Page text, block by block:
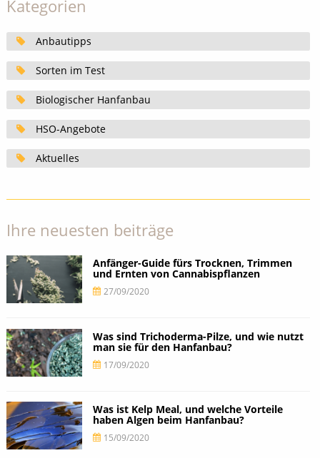
Kategorien
Anbautipps
Sorten im Test
Biologischer Hanfanbau
HSO-Angebote
Aktuelles
Ihre neuesten beiträge
Anfänger-Guide fürs Trocknen, Trimmen
und Ernten von Cannabispflanzen
27/09/2020
Was sind Trichoderma-Pilze, und wie nutzt
man sie für den Hanfanbau?
17/09/2020
Was ist Kelp Meal, und welche Vorteile
haben Algen beim Hanfanbau?
15/09/2020